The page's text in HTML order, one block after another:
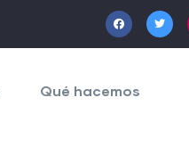
Qué hacemos